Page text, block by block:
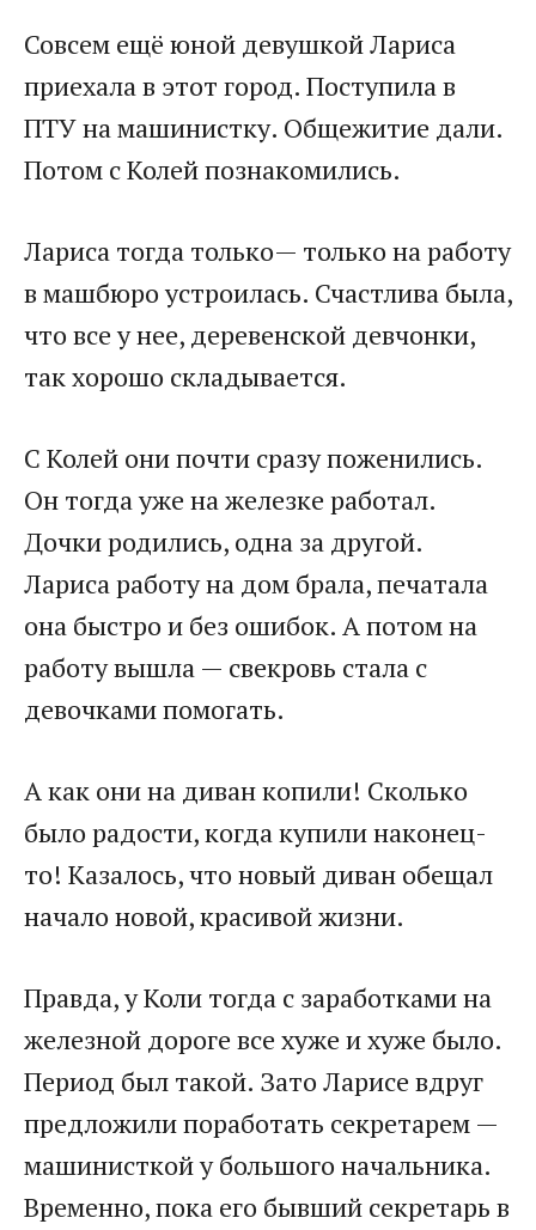
Совсем ещё юной девушкой Лариса
приехала в этот город. Поступила в
ПТУ на машинистку. Общежитие дали.
Потом с Колей познакомились.
Лариса тогда только— только на работу
в машбюро устроилась. Счастлива была,
что все у нее, деревенской девчонки,
так хорошо складывается.
С Колей они почти сразу поженились.
Он тогда уже на железке работал.
Дочки родились, одна за другой.
Лариса работу на дом брала, печатала
она быстро и без ошибок. А потом на
работу вышла — свекровь стала с
девочками помогать.
А как они на диван копили! Сколько
было радости, когда купили наконец-
то! Казалось, что новый диван обещал
начало новой, красивой жизни.
Правда, у Коли тогда с заработками на
железной дороге все хуже и хуже было.
Период был такой. Зато Ларисе вдруг
предложили поработать секретарем —
машинисткой у большого начальника.
Временно, пока его бывший секретарь в